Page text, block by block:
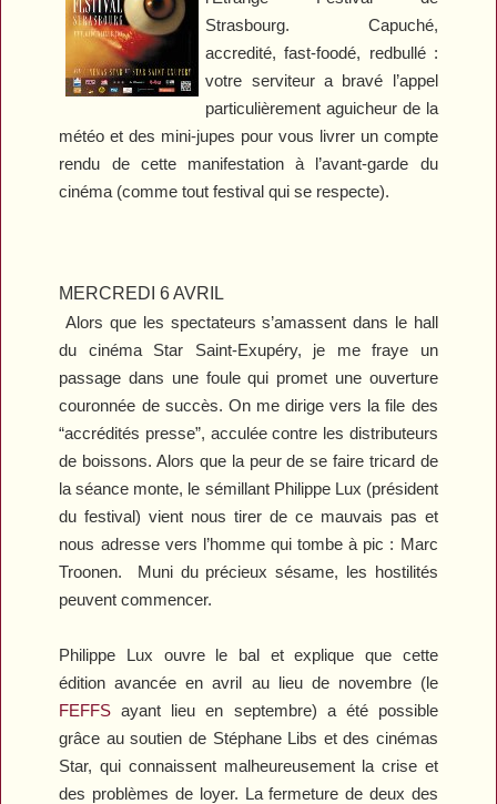
Strasbourg. Capuché,
accredité, fast-foodé, redbullé :
votre serviteur a bravé l’appel
particulièrement aguicheur de la
météo et des mini-jupes pour vous livrer un compte
rendu de cette manifestation à l’avant-garde du
cinéma (comme tout festival qui se respecte).
MERCREDI 6 AVRIL
Alors que les spectateurs s’amassent dans le hall
du cinéma Star Saint-Exupéry, je me fraye un
passage dans une foule qui promet une ouverture
couronnée de succès. On me dirige vers la file des
“accrédités presse”, acculée contre les distributeurs
de boissons. Alors que la peur de se faire tricard de
la séance monte, le sémillant Philippe Lux (président
du festival) vient nous tirer de ce mauvais pas et
nous adresse vers l’homme qui tombe à pic : Marc
Troonen. Muni du précieux sésame, les hostilités
peuvent commencer.
Philippe Lux ouvre le bal et explique que cette
édition avancée en avril au lieu de novembre (le
FEFFS ayant lieu en septembre) a été possible
grâce au soutien de Stéphane Libs et des cinémas
Star, qui connaissent malheureusement la crise et
des problèmes de loyer. La fermeture de deux des